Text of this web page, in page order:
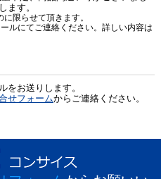
ます。
限らせて頂きます。
ルにてご連絡ください。詳しい内容は
をお送りします。
せフォームからご連絡ください。